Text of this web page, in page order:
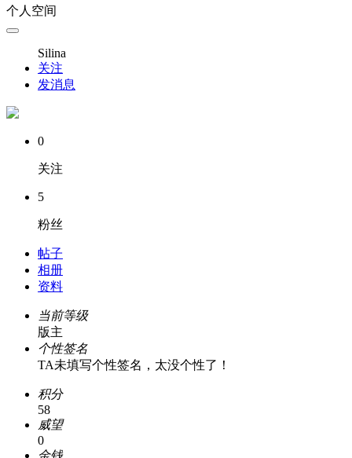
个人空间
Silina
关注
发消息
0
关注
5
粉丝
帖子
相册
资料
当前等级
版主
个性签名
TA未填写个性签名，太没个性了！
积分
58
威望
0
金钱